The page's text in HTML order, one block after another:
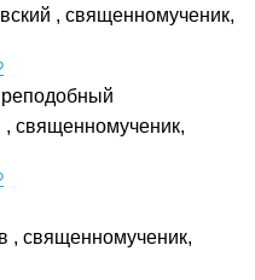
, священномученик,
, священномученик,
, священномученик,